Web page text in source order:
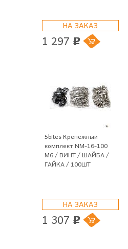
НА ЗАКАЗ
1 297 p
5bites Крепежный
комплект NM-16-100
M6 / ВИНТ / ШАЙБА /
ГАЙКА / 100ШТ
НА ЗАКАЗ
1 307 p